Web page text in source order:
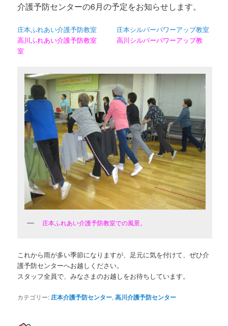
介護予防センターの6月の予定をお知らせします。
庄本ふれあい介護予防教室
庄本シルバーパワーアップ教室
高川ふれあい介護予防教室
高川シルバーパワーアップ教
室
庄本ふれあい介護予防教室での風景。
これから雨が多い季節になりますが、足元に気を付けて、ぜひ介
護予防センターへお越しください。
スタッフ全員で、みなさまのお越しをお待ちしています。
カテゴリー: 庄本介護予防センター,高川介護予防センター